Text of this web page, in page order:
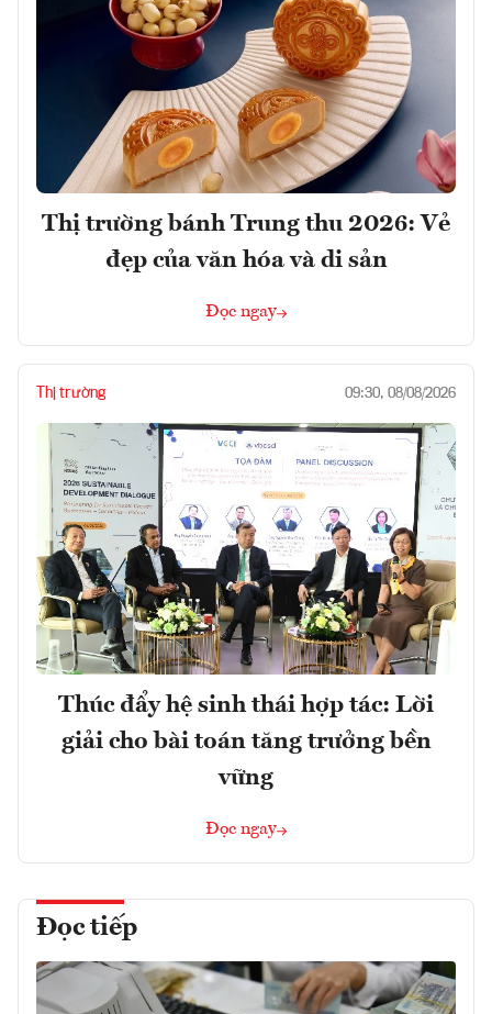
Thị trường bánh Trung thu 2026: Vẻ
đẹp của văn hóa và di sản
Đọc ngay
Thị trường 09:30, 08/08/2026
Thúc đẩy hệ sinh thái hợp tác: Lời
giải cho bài toán tăng trưởng bền
vững
Đọc ngay
Đọc tiếp